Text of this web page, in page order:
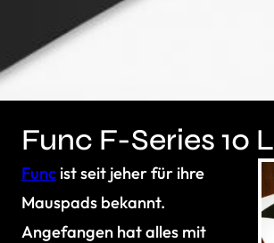
Func F-Series 10 L
Func ist seit jeher für ihre
Mauspads bekannt.
Angefangen hat alles mit